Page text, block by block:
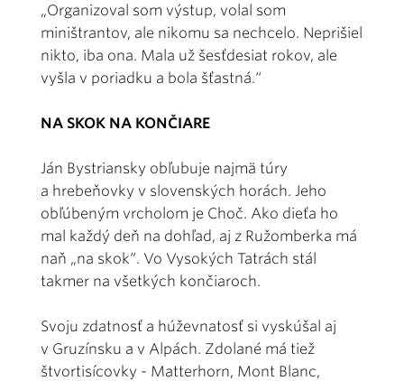
„Organizoval som výstup, volal som
miništrantov, ale nikomu sa nechcelo. Neprišiel
nikto, iba ona. Mala už šesťdesiat rokov, ale
vyšla v poriadku a bola šťastná.“
NA SKOK NA KONČIARE
Ján Bystriansky obľubuje najmä túry
a hrebeňovky v slovenských horách. Jeho
obľúbeným vrcholom je Choč. Ako dieťa ho
mal každý deň na dohľad, aj z Ružomberka má
naň „na skok“. Vo Vysokých Tatrách stál
takmer na všetkých končiaroch.
Svoju zdatnosť a húževnatosť si vyskúšal aj
v Gruzínsku a v Alpách. Zdolané má tiež
štvortisícovky - Matterhorn, Mont Blanc,